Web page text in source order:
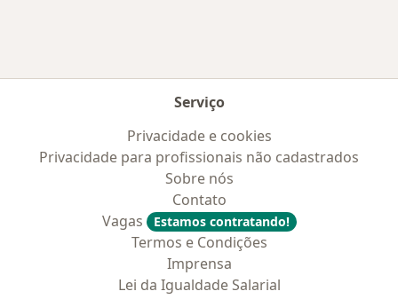
Serviço
Privacidade e cookies
Privacidade para profissionais não cadastrados
Sobre nós
Contato
Vagas
Estamos contratando!
Termos e Condições
Imprensa
Lei da Igualdade Salarial